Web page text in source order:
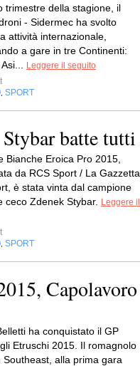
trimestre della stagione, il
- Sidermec ha svolto
attività internazionale,
a gare in tre Continenti:
Leggere il seguito
SPORT
batte tutti
Bianche Eroica Pro 2015,
da RCS Sport / La Gazzetta
è stata vinta dal campione
ceco Zdenek Stybar.
Leggere il
SPORT
Capolavoro
ha conquistato il GP
Etruschi 2015. Il romagnolo
Southeast, alla prima gara